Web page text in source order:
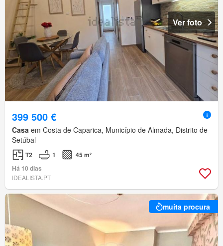
Ver foto
399 500 €
Casa em Costa de Caparica, Município de Almada, Distrito de
Setúbal
T2 1
45 m²
Há 10 dias
IDEALISTA.PT
muita procura